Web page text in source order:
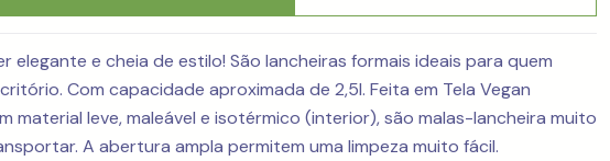
elegante e cheia de estilo! São lancheiras formais ideais para quem
Com capacidade aproximada de 2,5l. Feita em Tela Vegan
material leve, maleável e isotérmico (interior), são malas-lancheira muito
A abertura ampla permitem uma limpeza muito fácil.